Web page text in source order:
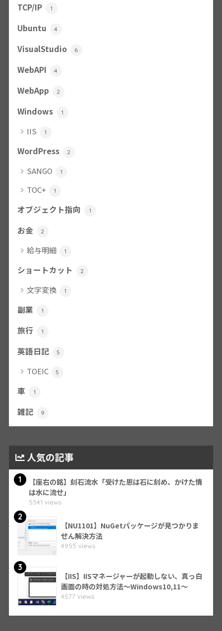
TCP/IP 1
Ubuntu 4
VisualStudio 6
WebAPI 4
WebApp 2
Windows 1
IIS 1
WordPress 2
SANGO 1
TOC+ 1
オブジェクト指向 1
お金 2
給与明細 1
ショートカット 2
文字変換 1
副業 1
旅行 1
英語日記 5
TOEIC 5
車 1
雑記 9
人気の記事
1
【座右の銘】刻石流水「受けた恩は石に刻め、かけた情
は水に流せ」
5541 views
2
【NU1101】NuGetパッケージが見つかりま
せん解決方法
4955 views
3
【IIS】IISマネージャーが起動しない、真っ白
画面の時の対処方法～Windows10,11～
4577 views